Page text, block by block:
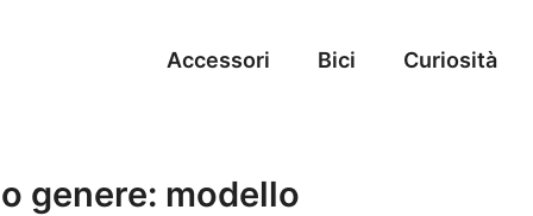
Accessori Bici Curiosità
genere: modello